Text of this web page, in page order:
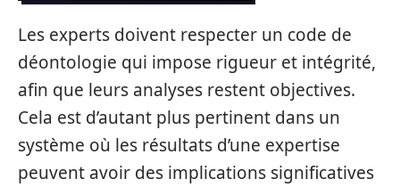
Les experts doivent respecter un code de
déontologie qui impose rigueur et intégrité,
afin que leurs analyses restent objectives.
Cela est d’autant plus pertinent dans un
système où les résultats d’une expertise
peuvent avoir des implications significatives